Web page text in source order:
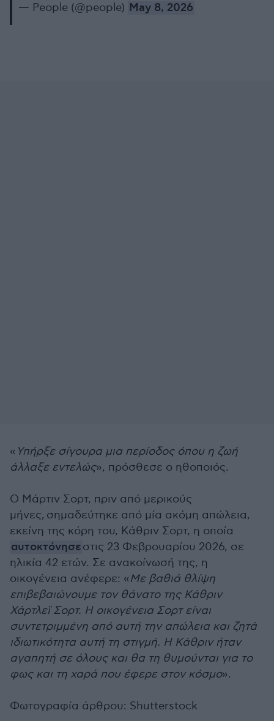
— People (@people) May 8, 2026
« Υπήρξε σίγουρα μια περίοδος όπου η ζωή
άλλαξε εντελώς», πρόσθεσε ο ηθοποιός.
Ο Μάρτιν Σορτ, πριν από μερικούς
μήνες, σημαδεύτηκε από μία ακόμη απώλεια,
εκείνη της κόρη του, Κάθριν Σορτ, η οποία
αυτοκτόνησεστις 23 Φεβρουαρίου 2026, σε
ηλικία 42 ετών. Σε ανακοίνωσή της, η
οικογένεια ανέφερε: «Με βαθιά θλίψη
επιβεβαιώνουμε τον θάνατο της Κάθριν
Χάρτλεϊ Σορτ. Η οικογένεια Σορτ είναι
συντετριμμένη από αυτή την απώλεια και ζητά
ιδιωτικότητα αυτή τη στιγμή. Η Κάθριν ήταν
αγαπητή σε όλους και θα τη θυμούνται για το
φως και τη χαρά που έφερε στον κόσμο».
Φωτογραφία άρθρου: Shutterstock